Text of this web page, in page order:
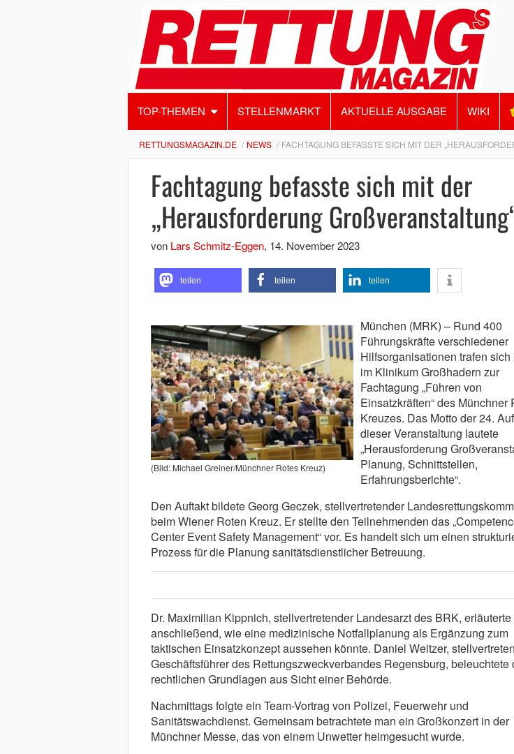
TOP-THEMEN STELLENMARKT AKTUELLE AUSGABE WIKI
RETTUNGSMAGAZIN.DE NEWS FACHTAGUNG BEFASSTE SICH MIT DER
Fachtagung befasste sich mit der
„Herausforderung
von Lars Schmitz-Eggen, 14. November 2023
teilen teilen teilen
(Bild: Michael Greiner/Münchner Rotes Kreuz)
München (MRK) – Rund 400
Führungskräfte verschiedener
Hilfsorganisationen trafen sich
im Klinikum Großhadern zur
Fachtagung „Führen von
Einsatzkräften“ des Münchner
Kreuzes. Das Motto der 24.
dieser Veranstaltung lautete
„Herausforderung
Planung, Schnittstellen,
Erfahrungsberichte“.
Den Auftakt bildete Georg Geczek, stellvertretender
beim Wiener Roten Kreuz. Er stellte den Teilnehmenden das
Center Event Safety Management“ vor. Es handelt sich um einen
Prozess für die Planung sanitätsdienstlicher Betreuung.
Dr. Maximilian Kippnich, stellvertretender Landesarzt des BRK, erläuterte
anschließend, wie eine medizinische Notfallplanung als Ergänzung zum
taktischen Einsatzkonzept aussehen könnte. Daniel Weitzer,
Geschäftsführer des Rettungszweckverbandes Regensburg, beleuchtete
rechtlichen Grundlagen aus Sicht einer Behörde.
Nachmittags folgte ein Team-Vortrag von Polizei, Feuerwehr und
Sanitätswachdienst. Gemeinsam betrachtete man ein Großkonzert in der
Münchner Messe, das von einem Unwetter heimgesucht wurde.